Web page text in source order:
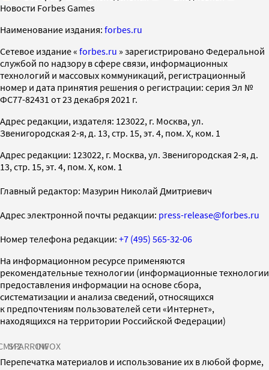
Новости Forbes Games
Наименование издания: forbes.ru
Cетевое издание « forbes.ru » зарегистрировано Федеральной
службой по надзору в сфере связи, информационных
технологий и массовых коммуникаций, регистрационный
номер и дата принятия решения о регистрации: серия Эл №
ФС77-82431 от 23 декабря 2021 г.
Адрес редакции, издателя: 123022, г. Москва, ул.
Звенигородская 2-я, д. 13, стр. 15, эт. 4, пом. X, ком. 1
Адрес редакции: 123022, г. Москва, ул. Звенигородская 2-я, д.
13, стр. 15, эт. 4, пом. X, ком. 1
Главный редактор: Мазурин Николай Дмитриевич
Адрес электронной почты редакции: press-release@forbes.ru
Номер телефона редакции: +7 (495) 565-32-06
На информационном ресурсе применяются
рекомендательные технологии (информационные технологии
предоставления информации на основе сбора,
систематизации и анализа сведений, относящихся
к предпочтениям пользователей сети «Интернет»,
находящихся на территории Российской Федерации)
SPARROWINFOX
Перепечатка материалов и использование их в любой форме,